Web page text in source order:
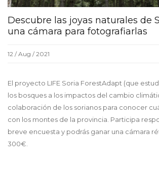
Descubre las joyas naturales de
una cámara para fotografiarlas
12 / Aug / 2021
El proyecto LIFE Soria ForestAdapt (que
los bosques a los impactos del cambio
colaboración de los sorianos para conocer
con los montes de la provincia. Participa
breve encuesta y podrás ganar una cámara
300€.